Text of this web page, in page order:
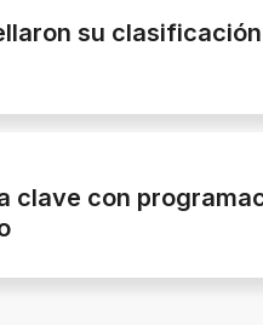
su
clave con